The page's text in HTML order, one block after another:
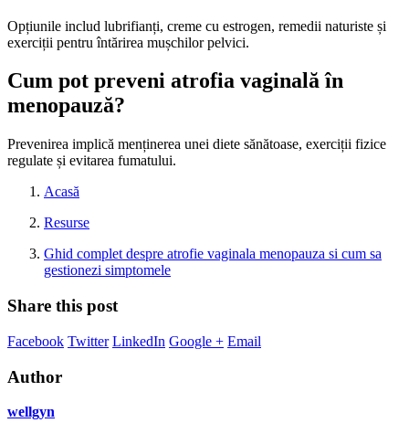
Opțiunile includ lubrifianți, creme cu estrogen, remedii naturiste și
exerciții pentru întărirea mușchilor pelvici.
Cum pot preveni atrofia vaginală în
menopauză?
Prevenirea implică menținerea unei diete sănătoase, exerciții fizice
regulate și evitarea fumatului.
Acasă
Resurse
Ghid complet despre atrofie vaginala menopauza si cum sa
gestionezi simptomele
Share this post
Facebook Twitter LinkedIn Google + Email
Author
wellgyn